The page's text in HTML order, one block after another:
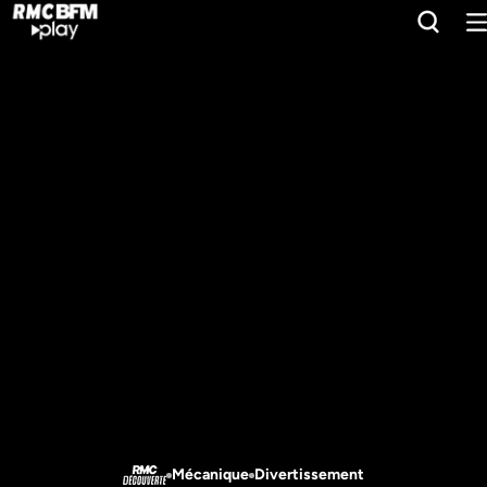
Mécanique Divertissement